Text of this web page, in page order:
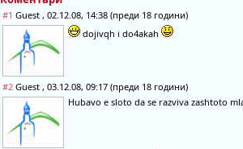
#1 Guest , 02.12.08, 14:38 (преди 18 години)
dojivqh i do4akah
#2 Guest , 03.12.08, 09:17 (преди 18 години)
Hubavo e sloto da se razviva zashtoto